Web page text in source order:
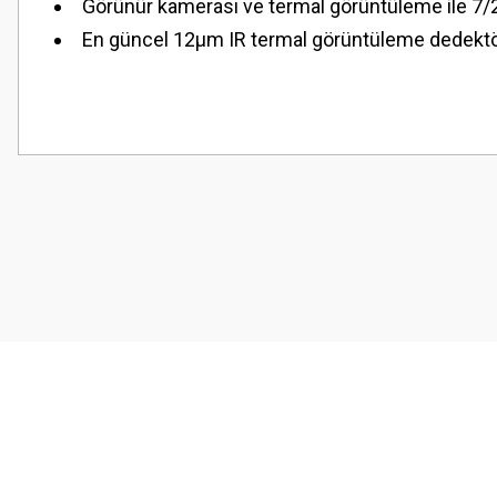
Görünür kamerası ve termal görüntüleme ile 7/
En güncel 12μm IR termal görüntüleme
Görüş ve önerileriniz için teşekkür ederiz.